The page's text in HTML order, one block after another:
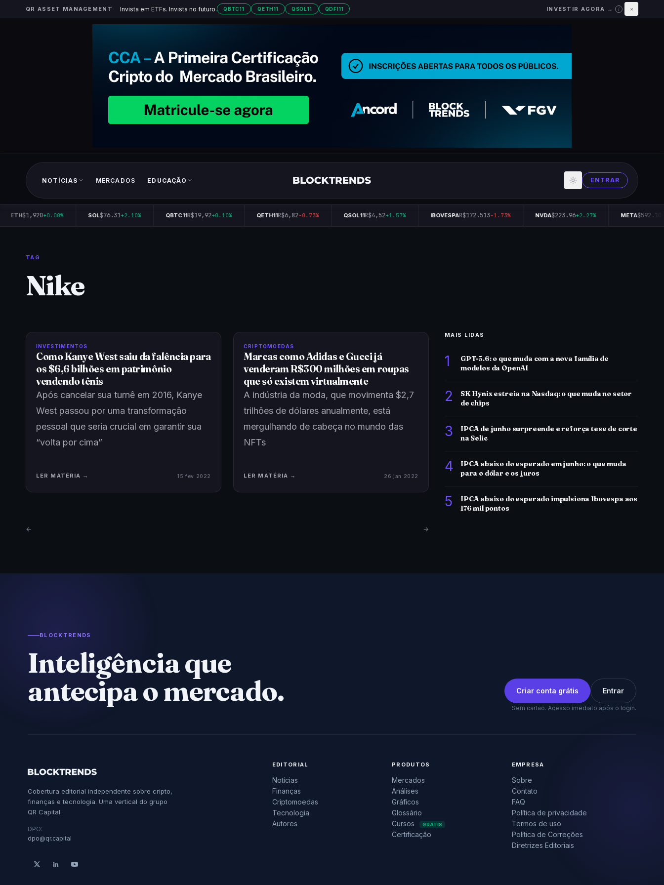
QR ASSET MANAGEMENT Invista em ETFs. Invista no futuro. QBTC11 QETH11 QSOL11 QDFI11 INVESTIR AGORA → i ×
NOTÍCIAS MERCADOS EDUCAÇÃO ENTRAR
ETH$1,920+0.00% SOL$76.31+2.10% QBTC11R$19,92+0.10% QETH11R$6,82-0.73% QSOL11R$4,52+1.57% IBOVESPAR$172.513-1.73% NVDA$223.96+2.27% META$592.10
TAG
Nike
INVESTIMENTOS
Como Kanye West saiu da falência para
os $6,6 bilhões em patrimônio
vendendo tênis
Após cancelar sua turnê em 2016, Kanye
West passou por uma transformação
pessoal que seria crucial em garantir sua
“volta por cima”
LER MATÉRIA → 15 fev 2022
CRIPTOMOEDAS
Marcas como Adidas e Gucci já
venderam R$300 milhões em roupas
que só existem virtualmente
A indústria da moda, que movimenta $2,7
trilhões de dólares anualmente, está
mergulhando de cabeça no mundo das
NFTs
LER MATÉRIA → 26 jan 2022
← →
MAIS LIDAS
1
GPT-5.6: o que muda com a nova família de
modelos da OpenAI
2
SK Hynix estreia na Nasdaq: o que muda no setor
de chips
3
IPCA de junho surpreende e reforça tese de corte
na Selic
4
IPCA abaixo do esperado em junho: o que muda
para o dólar e os juros
5
IPCA abaixo do esperado impulsiona Ibovespa aos
176 mil pontos
BLOCKTRENDS
Inteligência que
antecipa o mercado.
Criar conta grátis Entrar
Sem cartão. Acesso imediato após o login.
Cobertura editorial independente sobre cripto,
finanças e tecnologia. Uma vertical do grupo
QR Capital.
DPO:
dpo@qr.capital
EDITORIAL
Notícias
Finanças
Criptomoedas
Tecnologia
Autores
PRODUTOS
Mercados
Análises
Gráficos
Glossário
Cursos
GRÁTIS
Certificação
EMPRESA
Sobre
Contato
FAQ
Política de privacidade
Termos de uso
Política de Correções
Diretrizes Editoriais